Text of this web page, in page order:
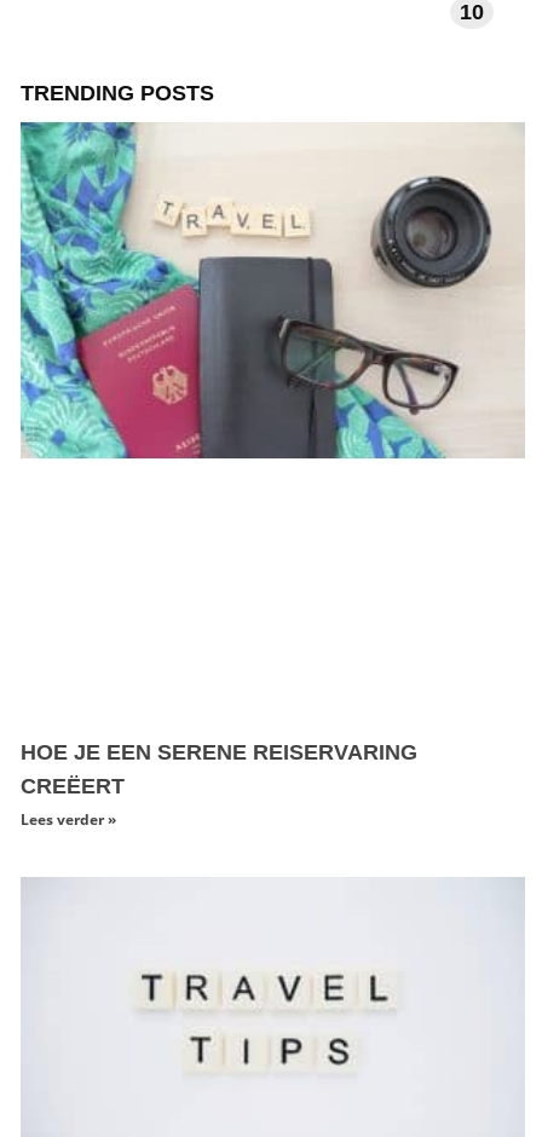
10
TRENDING POSTS
HOE JE EEN SERENE REISERVARING
CREËERT
Lees verder »